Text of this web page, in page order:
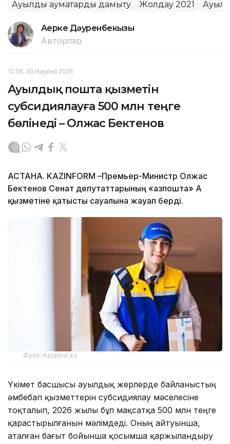
Ауылдық аумақтарды дамыту Жолдау 2021 Ауыл
Ақерке Дәуренбекқызы
Авторлар
12:38, 30 Наурыз 2026
Ауылдық пошта қызметін
субсидиялауға 500 млн теңге
бөлінеді – Олжас Бектенов
АСТАНА. KAZINFORM –Премьер-Министр Олжас
Бектенов Сенат депутаттарының «Қазпошта» АҚ
қызметіне қатысты сауалына жауап берді.
Фото: Kazpost.kz
Үкімет басшысы ауылдық жерлерде байланыстың
әмбебап қызметтерін субсидиялау мәселесіне
тоқталып, 2026 жылы бұл мақсатқа 500 млн теңге
қарастырылғанын мәлімдеді. Оның айтуынша,
аталған бағыт бойынша қосымша қаржыландыру